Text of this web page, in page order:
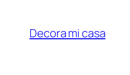
contenido
Decora mi casa